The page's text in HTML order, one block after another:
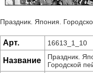
Праздник. Япония.
Арт. 16613_1_10
Название
Праздник.
Городской